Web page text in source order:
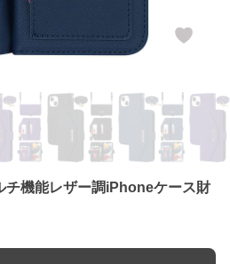
チ機能レザー調iPhoneケース財